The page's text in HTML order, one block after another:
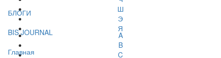
БЛОГИ
BIS JOURNAL
Главная
Ш
Э
Я
A
B
C